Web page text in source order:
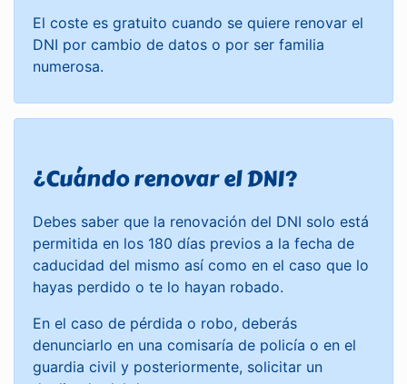
El coste es gratuito cuando se quiere renovar el
DNI por cambio de datos o por ser familia
numerosa.
¿Cuándo renovar el DNI?
Debes saber que la renovación del DNI solo está
permitida en los 180 días previos a la fecha de
caducidad del mismo así como en el caso que lo
hayas perdido o te lo hayan robado.
En el caso de pérdida o robo, deberás
denunciarlo en una comisaría de policía o en el
guardia civil y posteriormente, solicitar un